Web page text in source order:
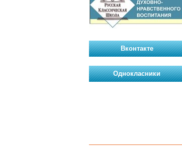
Вконтакте
Однокласники